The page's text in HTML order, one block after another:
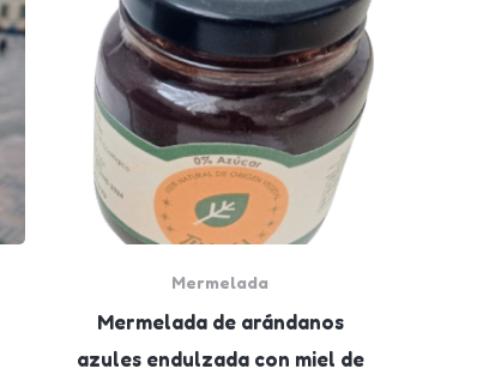
Mermelada
Mermelada de arándanos
azules endulzada con miel de